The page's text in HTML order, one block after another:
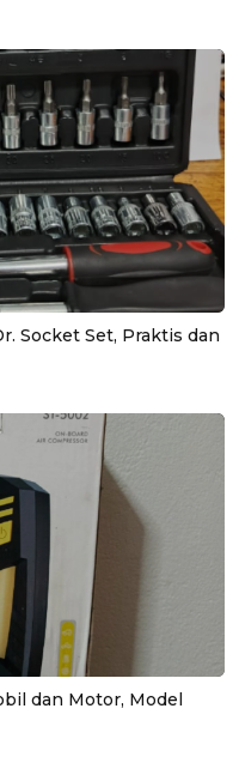
Socket Set, Praktis dan
dan Motor, Model